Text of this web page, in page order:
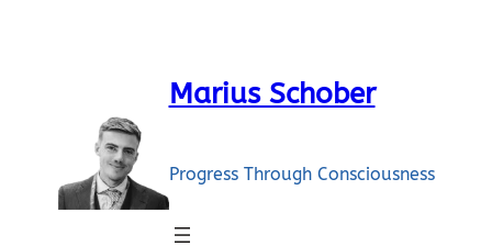
Marius Schober
Progress Through Consciousness